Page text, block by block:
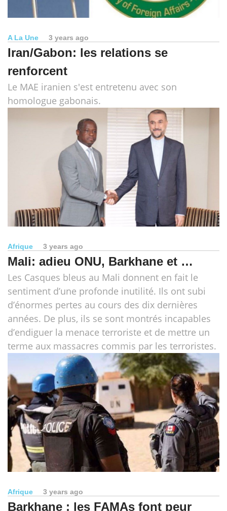
A La Une 3 years ago
Iran/Gabon: les relations se
renforcent
Le MAE iranien s'est entretenu avec son
homologue gabonais.
Afrique 3 years ago
Mali: adieu ONU, Barkhane et …
Les Casques bleus au Mali donnent en fait le
sentiment d’une profonde inutilité. Ils ont subi
d’énormes pertes au cours des dix dernières
années. De plus, ils se sont montrés incapables
d’endiguer la menace terroriste et de mettre un
terme aux massacres commis par les terroristes.
Afrique 3 years ago
Barkhane : les FAMAs font peur